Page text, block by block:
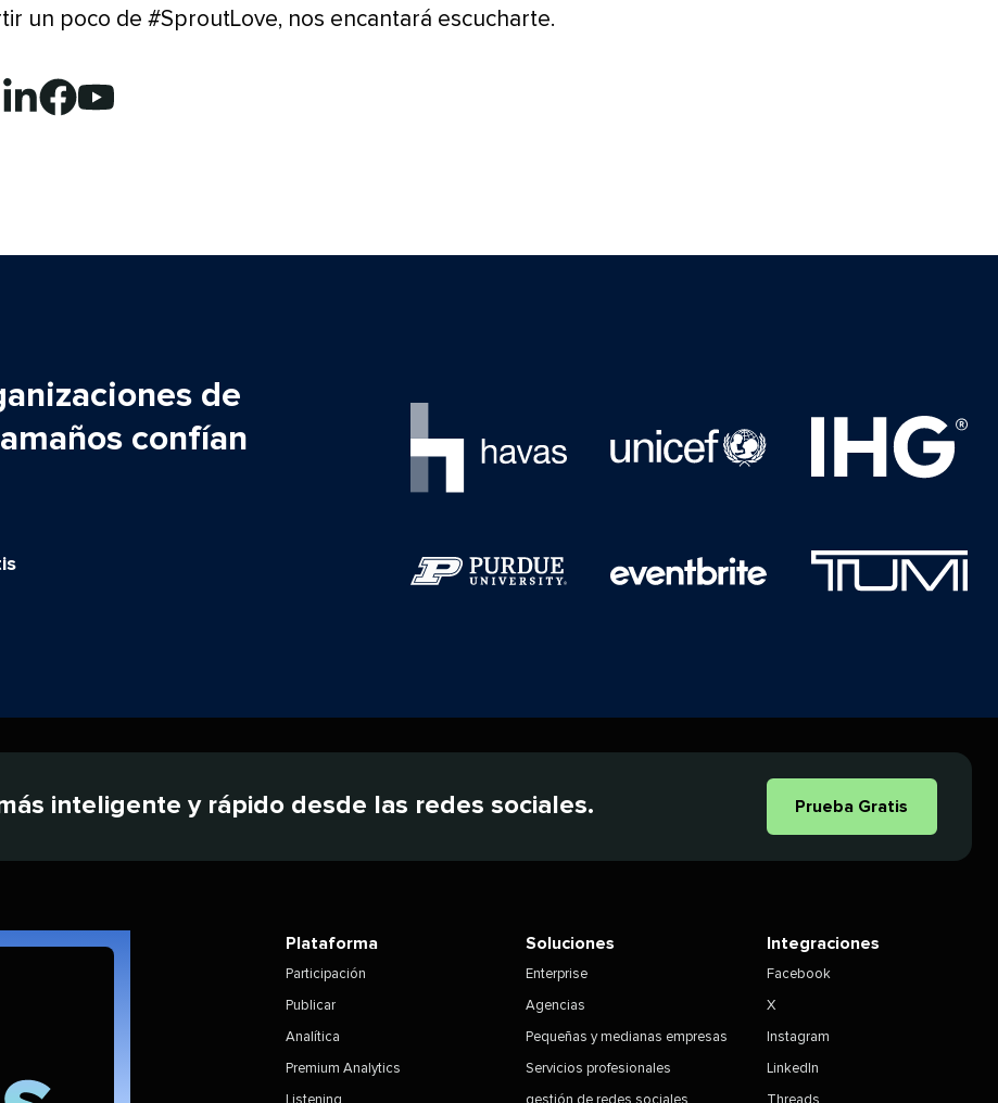
un poco de #SproutLove, nos encantará escucharte.​​
de
confían
inteligente y rápido desde las redes sociales.​​ Prueba Gratis​​
Plataforma​​
Participación​​
Publicar​​
Analítica​​
Premium Analytics​​
Listening​​
Soluciones​​
Enterprise​​
Agencias​​
Pequeñas y medianas empresas​​
Servicios profesionales​​
gestión de redes sociales​​
Integraciones​​
Facebook​​
X​​
Instagram​​
LinkedIn​​
Threads​​